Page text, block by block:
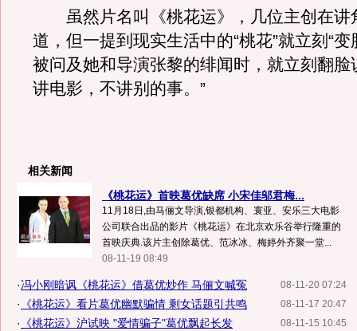
虽然片名叫《桃花运》，几位主创在讲
道，但一提到现实生活中的“桃花”就立刻“变
被问及她和导演张黎的绯闻时，就立刻翻脸
讲电影，不讲别的事。”
相关新闻
《桃花运》首映葛优缺席 小宋佳邬君梅...
11月18日,由马俪文导演,银都机构、寰亚、安乐三大电影
公司联合出品的影片《桃花运》在北京欢乐谷举行隆重的
首映庆典.该片主创除葛优、范冰冰、梅婷外齐聚一堂...
08-11-19 08:49
08-11-20 07:24
·冯小刚暗讽《桃花运》借葛优炒作 马俪文喊冤
08-11-17 20:47
· 《桃花运》看片葛优幽默骗情 剩女话题引共鸣
08-11-15 10:45
· 《桃花运》沪试映 "爱情骗子"葛优飘起长发